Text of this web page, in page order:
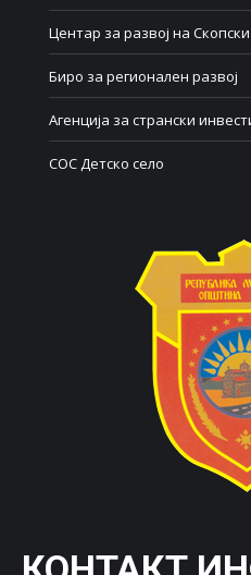
Центар за развој на
Биро за регионален развој
Агенција за странски
СОС Детско село